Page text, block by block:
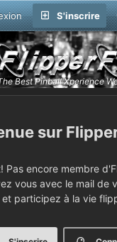
S'inscrire
Pas encore membre
vous avec le mail de
et participez à la vie